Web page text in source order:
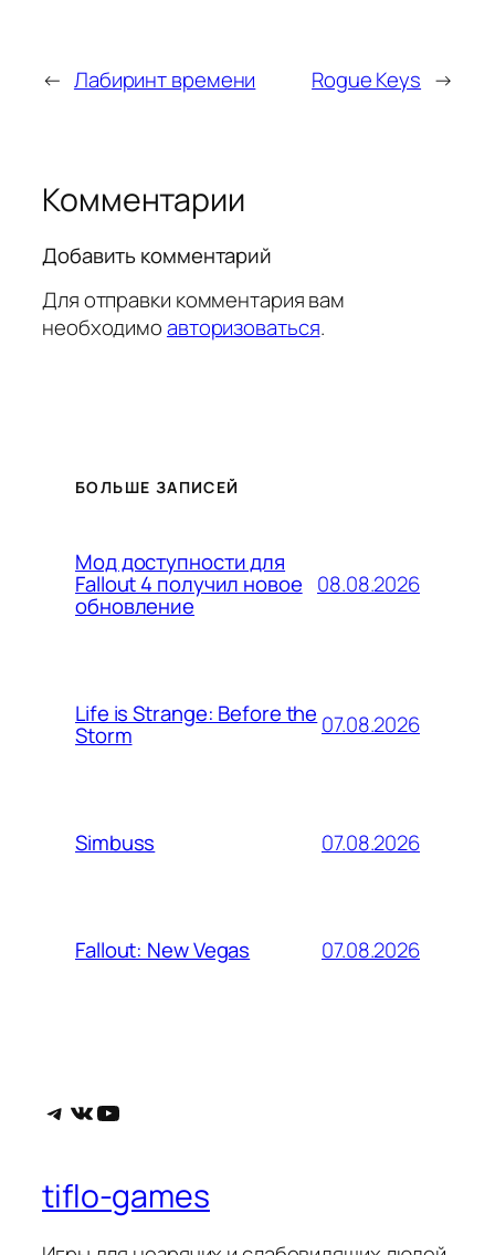
← Лабиринт времени Rogue Keys →
Комментарии
Добавить комментарий
Для отправки комментария вам
необходимоавторизоваться.
БОЛЬШЕ ЗАПИСЕЙ
Мод доступности для
Fallout 4 получил новое
обновление
08.08.2026
Life is Strange: Before the
Storm 07.08.2026
Simbuss 07.08.2026
Fallout: New Vegas 07.08.2026
Telegram
ВКонтакте
YouTube
tiflo-games